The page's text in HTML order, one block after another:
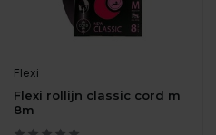
Flexi
Flexi rollijn classic cord m
8m